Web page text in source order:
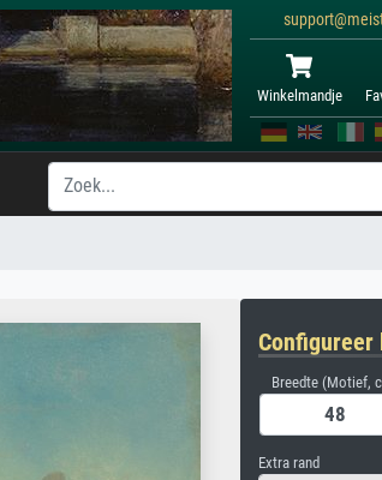
Winkelmandje
Breedte (Motief,
Extra rand